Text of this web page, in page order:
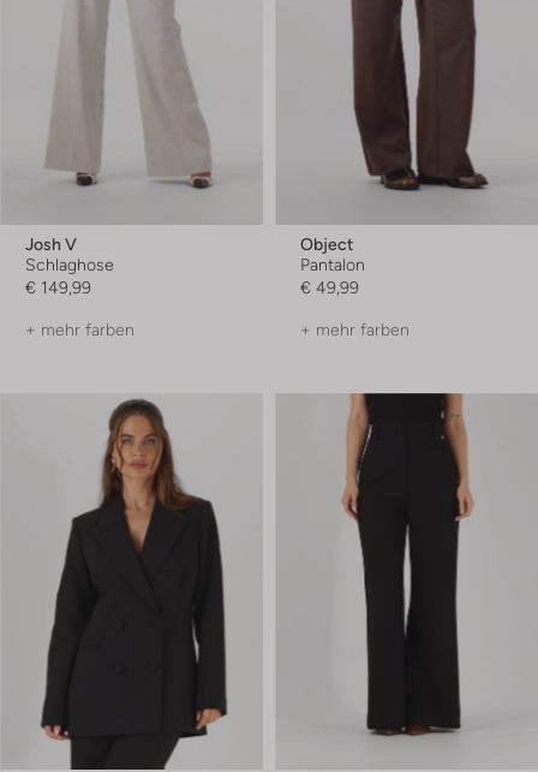
Josh V
Schlaghose
€ 149,99
+ mehr farben
Object
Pantalon
€ 49,99
+ mehr farben